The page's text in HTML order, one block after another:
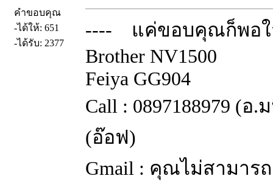
คำขอบคุณ
-ได้ให้: 651
-ได้รับ: 2377
---- แค่ขอบคุณก็พอใ
Brother NV1500
Feiya GG904
Call : 0897188979 (อ.
(อ๊อฟ)
Gmail : คุณไม่สามา